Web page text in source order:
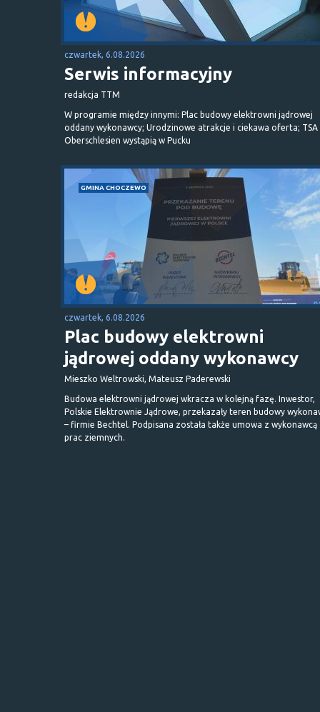
czwartek, 6.08.2026
Serwis informacyjny
redakcja TTM
W programie między innymi: Plac budowy elektrowni jądrowej
oddany wykonawcy; Urodzinowe atrakcje i ciekawa oferta; TSA
Oberschlesien wystąpią w Pucku
GMINA CHOCZEWO
czwartek, 6.08.2026
Plac budowy elektrowni
jądrowej oddany wykonawcy
Mieszko Weltrowski, Mateusz Paderewski
Budowa elektrowni jądrowej wkracza w kolejną fazę. Inwestor,
Polskie Elektrownie Jądrowe, przekazały teren budowy
– firmie Bechtel. Podpisana została także umowa z wykonawcą
prac ziemnych.